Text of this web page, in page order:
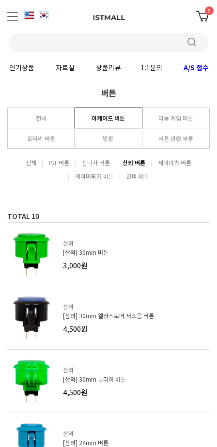
0
인기상품 자료실 상품리뷰 1:1문의 A/S 접수
버튼
전체 아케이드 버튼 리듬 게임 버튼
로터리 버튼 발판 버튼 관련 부품
전체 IST 버튼 삼덕사 버튼 산와 버튼
세이미츠 버튼
게이머핑거 버튼
권바 버튼
TOTAL 10
산와
[산와] 30mm 버튼
3,000원
산와
[산와] 30mm 엘라스토머 저소음 버튼
4,500원
산와
[산와] 30mm 클리어 버튼
4,500원
산와
[산와] 24mm 버튼